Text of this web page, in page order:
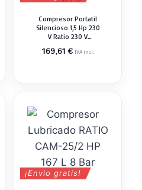
Compresor Portatil
Silencioso 1,5 Hp 230
V Ratio 230 V
169,61€ IVA incl.
¡Envio gratis!